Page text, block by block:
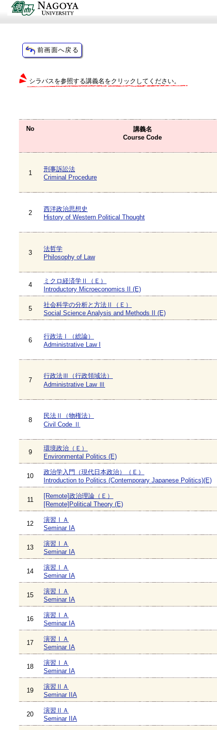
シラバスを参照する講義名をクリックしてください。
No
講義名
Course Code
1
刑事訴訟法
Criminal Procedure
2
西洋政治思想史
History of Western Political Thought
3
法哲学
Philosophy of Law
4
ミクロ経済学Ⅱ（Ｅ）
Introductory Microeconomics II (E)
5
社会科学の分析と方法Ⅱ（Ｅ）
Social Science Analysis and Methods II (E)
6
行政法Ⅰ（総論）
Administrative Law I
7
行政法Ⅲ（行政領域法）
Administrative Law Ⅲ
8
民法Ⅱ（物権法）
Civil Code Ⅱ
9
環境政治（Ｅ）
Environmental Politics (E)
10
政治学入門（現代日本政治）（Ｅ）
Introduction to Politics (Contemporary Japanese Politics)(E)
11
[Remote]政治理論（Ｅ）
[Remote]Political Theory (E)
12
演習ⅠＡ
Seminar IA
13
演習ⅠＡ
Seminar IA
14
演習ⅠＡ
Seminar IA
15
演習ⅠＡ
Seminar IA
16
演習ⅠＡ
Seminar IA
17
演習ⅠＡ
Seminar IA
18
演習ⅠＡ
Seminar IA
19
演習ⅡＡ
Seminar IIA
20
演習ⅡＡ
Seminar IIA